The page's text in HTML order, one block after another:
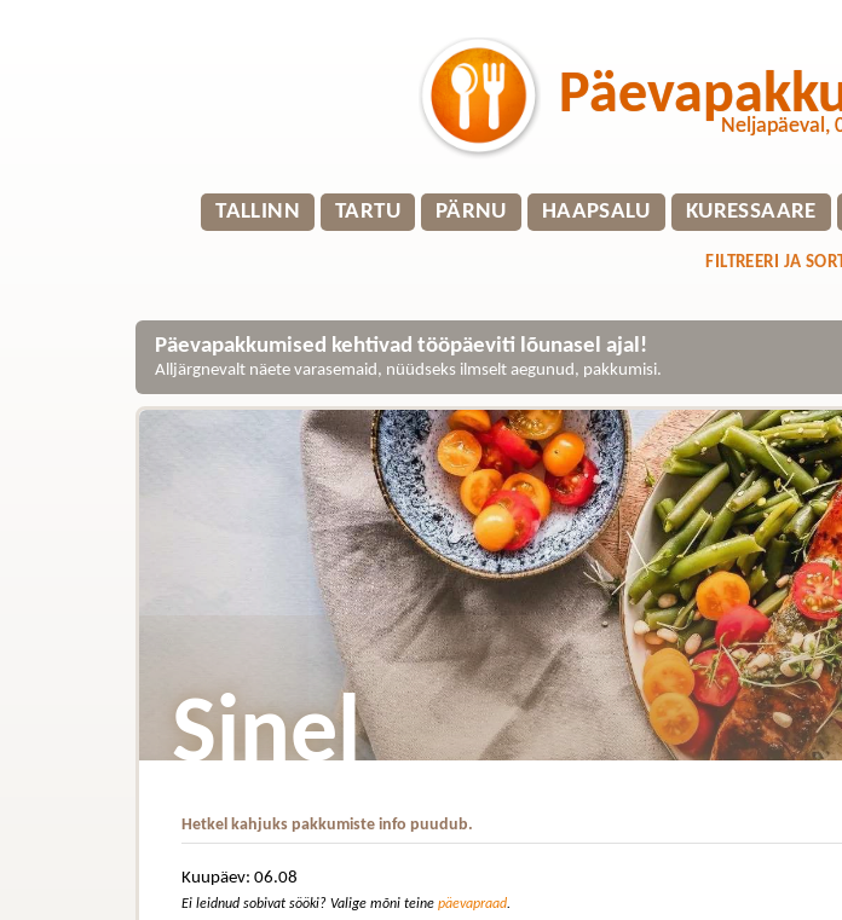
Neljapäeval,
TALLINN TARTU PÄRNU HAAPSALU KURESSAARE
FILTREERI JA
Päevapakkumised kehtivad tööpäeviti lõunasel ajal!
Alljärgnevalt näete varasemaid, nüüdseks ilmselt aegunud, pakkumisi.
Sinel
Hetkel kahjuks pakkumiste info puudub.
Kuupäev: 06.08
Ei leidnud sobivat sööki? Valige mõni teine päevapraad.